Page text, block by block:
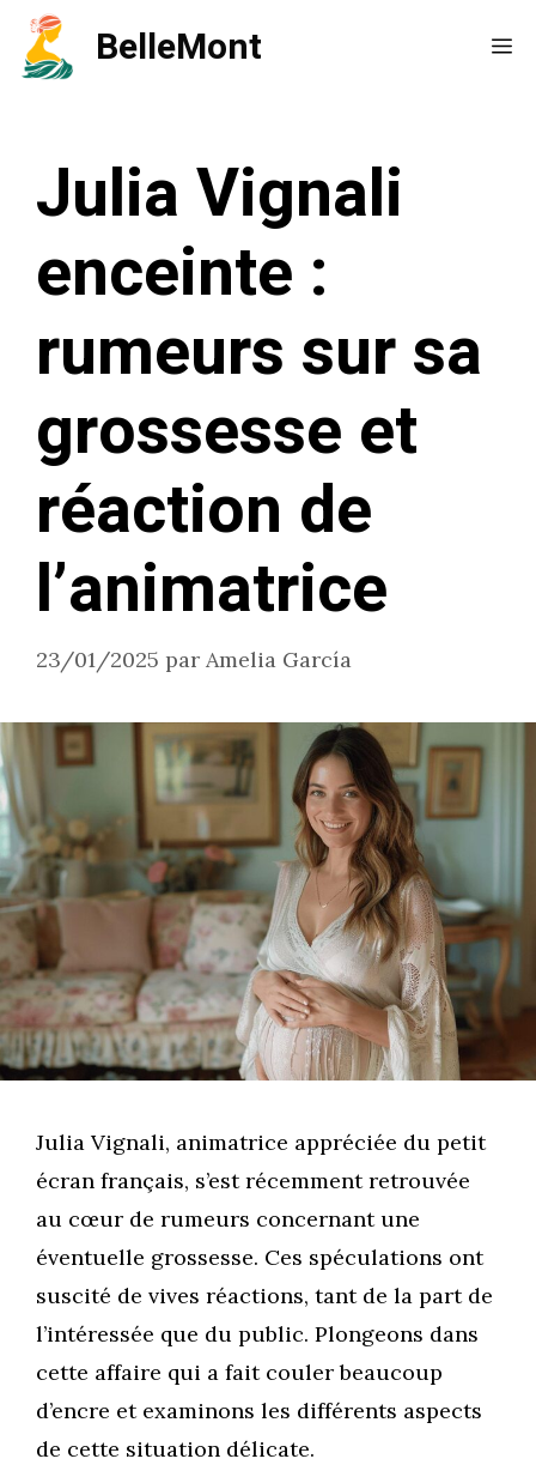
Aller
BelleMont
Julia Vignali
enceinte :
rumeurs sur sa
grossesse et
réaction de
l’animatrice
23/01/2025 par Amelia García
Julia Vignali, animatrice appréciée du petit
écran français, s’est récemment retrouvée
au cœur de rumeurs concernant une
éventuelle grossesse. Ces spéculations ont
suscité de vives réactions, tant de la part de
l’intéressée que du public. Plongeons dans
cette affaire qui a fait couler beaucoup
d’encre et examinons les différents aspects
de cette situation délicate.